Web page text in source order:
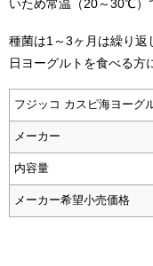
いため常温（20～30℃）
種菌は1～3ヶ月は繰り返
日ヨーグルトを食べる方
フジッコ カスピ海ヨーグ
メーカー
内容量
メーカー希望小売価格